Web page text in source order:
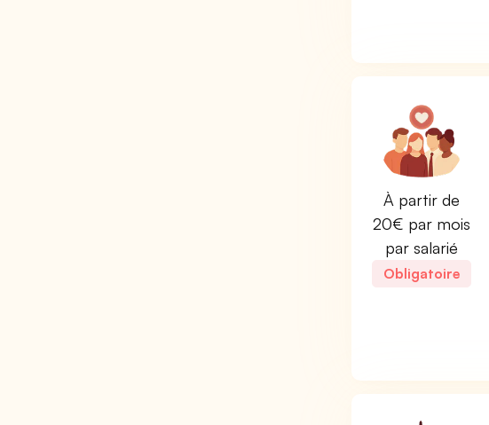
À partir de
20€ par mois
par salarié
Obligatoire